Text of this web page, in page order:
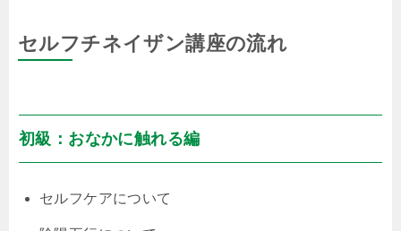
セルフチネイザン講座の流れ
初級：おなかに触れる編
セルフケアについて